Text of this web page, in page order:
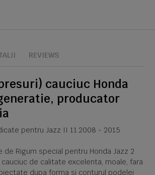
REVIEWS
cauciuc Honda
producator
pentru Jazz II 11.2008 - 2015
de Rigum special pentru Honda Jazz 2
de calitate excelenta, moale, fara
dupa forma si conturul podelei